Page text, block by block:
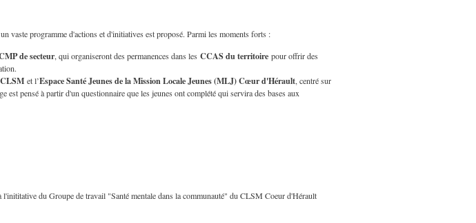
vaste programme d'actions et d'initiatives est proposé. Parmi les moments forts :
de secteur, qui organiseront des permanences dans lesCCAS du territoire pour offrir des
CLSM et l’Espace Santé Jeunes de la Mission Locale Jeunes (MLJ) Cœur d'Hérault, centré sur
est pensé à partir d'un questionnaire que les jeunes ont complété qui servira des bases aux
du Groupe de travail "Santé mentale dans la communauté" du CLSM Coeur d'Hérault